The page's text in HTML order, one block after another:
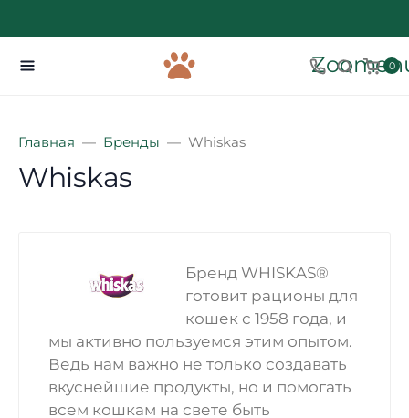
0
Главная Бренды Whiskas
Whiskas
Бренд WHISKAS®
готовит рационы для
кошек с 1958 года, и
мы активно пользуемся этим опытом.
Ведь нам важно не только создавать
вкуснейшие продукты, но и помогать
всем кошкам на свете быть